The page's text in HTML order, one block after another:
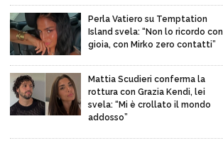
Perla Vatiero su Temptation
Island svela: “Non lo ricordo con
gioia, con Mirko zero contatti”
Mattia Scudieri conferma la
rottura con Grazia Kendi, lei
svela: “Mi è crollato il mondo
addosso”